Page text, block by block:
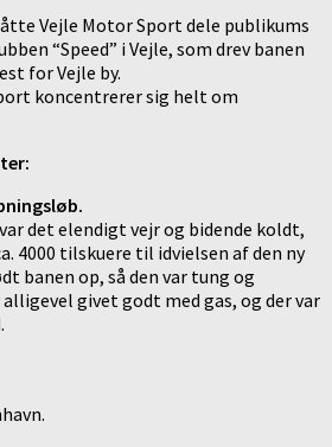
Vejle Motor Sport dele publikums
“Speed” i Vejle, som drev banen
for Vejle by.
koncentrerer sig helt om
det elendigt vejr og bidende koldt,
4000 tilskuere til idvielsen af den ny
banen op, så den var tung og
givet godt med gas, og der var